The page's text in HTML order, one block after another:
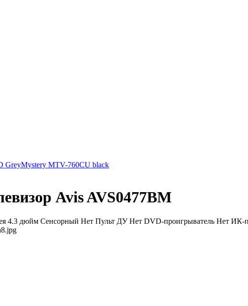
GreyMystery MTV-760CU black
Avis AVS0477BM
4.3 дюйм Сенсорный Нет Пульт ДУ Нет DVD-проигрыватель Нет ИК-